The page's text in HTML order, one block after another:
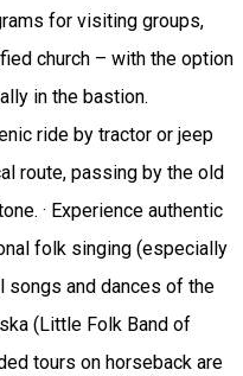
for visiting groups,
church – with the option
in the bastion.
ride by tractor or jeep
route, passing by the old
· Experience authentic
folk singing (especially
songs and dances of the
(Little Folk Band of
tours on horseback are